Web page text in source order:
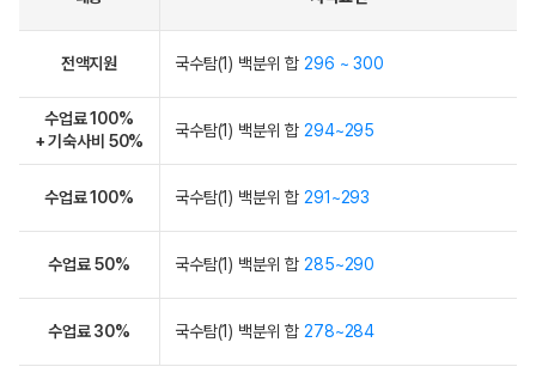
전액지원 국수탐(1) 백분위 합 296 ~ 300
수업료 100%
+ 기숙사비 50%
국수탐(1) 백분위 합 294~295
수업료 100% 국수탐(1) 백분위 합 291~293
수업료 50% 국수탐(1) 백분위 합 285~290
수업료 30% 국수탐(1) 백분위 합 278~284